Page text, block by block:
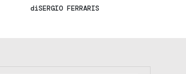
diSERGIO FERRARIS